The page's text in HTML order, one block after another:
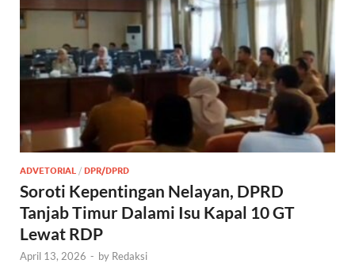
ADVETORIAL / DPR/DPRD
Soroti Kepentingan Nelayan, DPRD
Tanjab Timur Dalami Isu Kapal 10 GT
Lewat RDP
April 13, 2026 - by Redaksi